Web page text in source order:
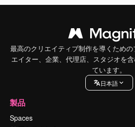
最高のクリエイティブ制作を導くため
エイター、企業、代理店、スタジオを
ています。
日本語
製品
Spaces